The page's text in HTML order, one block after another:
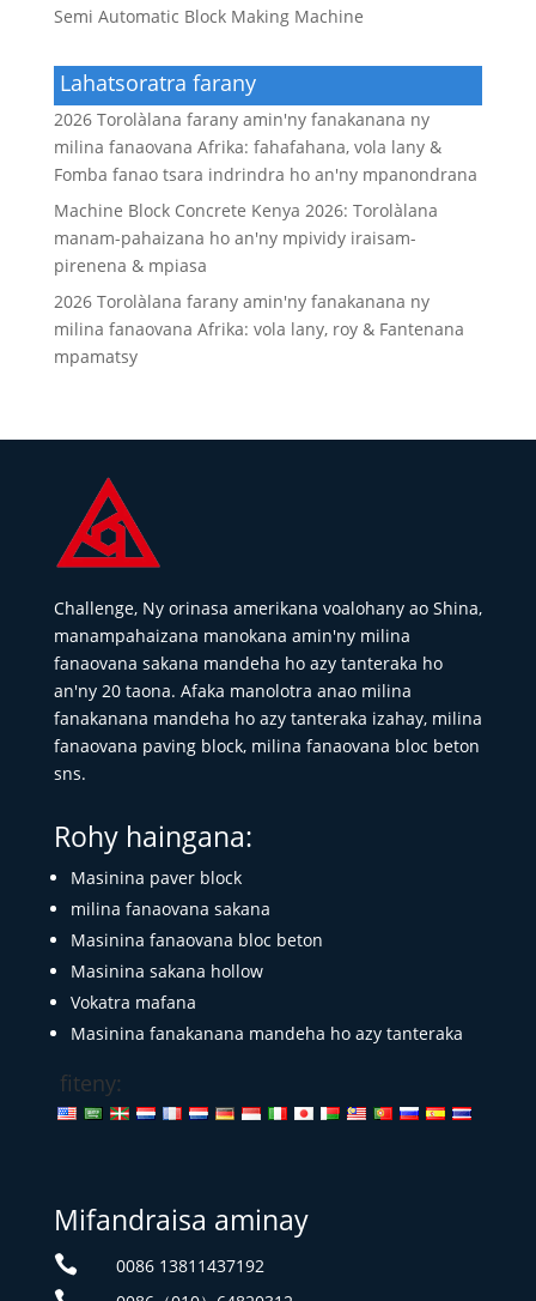
Semi Automatic Block Making Machine
Lahatsoratra farany
2026 Torolàlana farany amin'ny fanakanana ny
milina fanaovana Afrika: fahafahana, vola lany &
Fomba fanao tsara indrindra ho an'ny mpanondrana
Machine Block Concrete Kenya 2026: Torolàlana
manam-pahaizana ho an'ny mpividy iraisam-
pirenena & mpiasa
2026 Torolàlana farany amin'ny fanakanana ny
milina fanaovana Afrika: vola lany, roy & Fantenana
mpamatsy
Challenge, Ny orinasa amerikana voalohany ao Shina,
manampahaizana manokana amin'ny milina
fanaovana sakana mandeha ho azy tanteraka ho
an'ny 20 taona. Afaka manolotra anao milina
fanakanana mandeha ho azy tanteraka izahay, milina
fanaovana paving block, milina fanaovana bloc beton
sns.
Rohy haingana:
Masinina paver block
milina fanaovana sakana
Masinina fanaovana bloc beton
Masinina sakana hollow
Vokatra mafana
Masinina fanakanana mandeha ho azy tanteraka
fiteny:
Mifandraisa aminay
 0086 13811437192